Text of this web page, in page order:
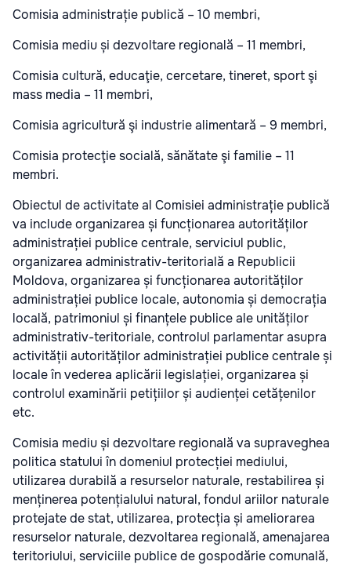
Comisia administrație publică – 10 membri,
Comisia mediu și dezvoltare regională – 11 membri,
Comisia cultură, educaţie, cercetare, tineret, sport şi
mass media – 11 membri,
Comisia agricultură şi industrie alimentară – 9 membri,
Comisia protecţie socială, sănătate şi familie – 11
membri.
Obiectul de activitate al Comisiei administrație publică
va include organizarea și funcționarea autorităților
administrației publice centrale, serviciul public,
organizarea administrativ-teritorială a Republicii
Moldova, organizarea și funcționarea autorităților
administrației publice locale, autonomia și democrația
locală, patrimoniul și finanțele publice ale unităților
administrativ-teritoriale, controlul parlamentar asupra
activității autorităților administrației publice centrale și
locale în vederea aplicării legislației, organizarea și
controlul examinării petițiilor și audienței cetățenilor
etc.
Comisia mediu și dezvoltare regională va supraveghea
politica statului în domeniul protecției mediului,
utilizarea durabilă a resurselor naturale, restabilirea și
menținerea potențialului natural, fondul ariilor naturale
protejate de stat, utilizarea, protecția și ameliorarea
resurselor naturale, dezvoltarea regională, amenajarea
teritoriului, serviciile publice de gospodărie comunală,